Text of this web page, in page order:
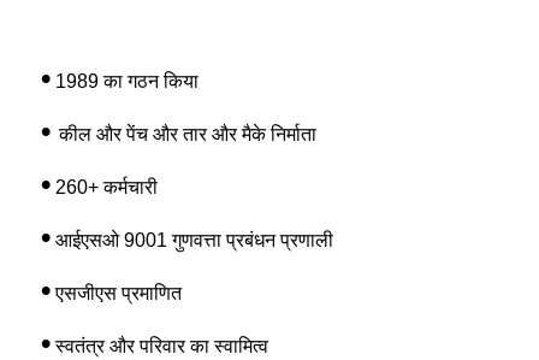
• 1989 का गठन किया
• कील और पेंच और तार और मैके निर्माता
• 260+ कर्मचारी
• आईएसओ 9001 गुणवत्ता प्रबंधन प्रणाली
• एसजीएस प्रमाणित
• स्वतंत्र और परिवार का स्वामित्व